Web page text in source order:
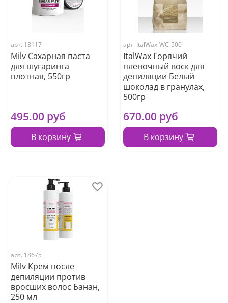
арт. 18117
Milv Сахарная паста
для шугаринга
плотная, 550гр
495.00 руб
В корзину
арт. ItalWax-WC-500
ItalWax Горячий
пленочный воск для
депиляции Белый
шоколад в гранулах,
500гр
670.00 руб
В корзину
арт. 18675
Milv Крем после
депиляции против
вросших волос Банан,
250 мл